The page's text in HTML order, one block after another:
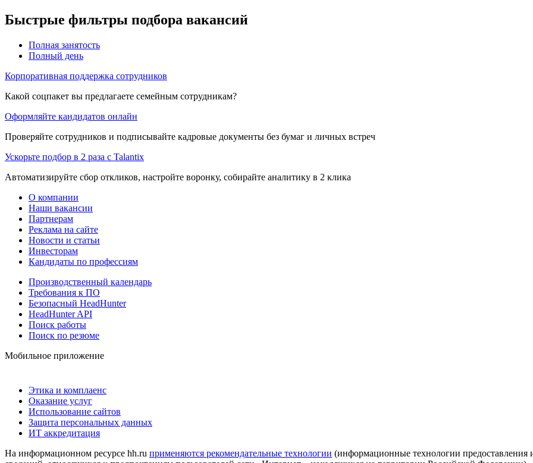
Быстрые фильтры подбора вакансий
Полная занятость
Полный день
Корпоративная поддержка сотрудников
Какой соцпакет вы предлагаете семейным сотрудникам?
Оформляйте кандидатов онлайн
Проверяйте сотрудников и подписывайте кадровые документы без бумаг и личных встреч
Ускорьте подбор в 2 раза с Talantix
Автоматизируйте сбор откликов, настройте воронку, собирайте аналитику в 2 клика
О компании
Наши вакансии
Партнерам
Реклама на сайте
Новости и статьи
Инвесторам
Кандидаты по профессиям
Производственный календарь
Требования к ПО
Безопасный HeadHunter
HeadHunter API
Поиск работы
Поиск по резюме
Мобильное приложение
Этика и комплаенс
Оказание услуг
Использование сайтов
Защита персональных данных
ИТ аккредитация
На информационном ресурсе hh.ru применяются рекомендательные технологии (информационные технологии предоставления